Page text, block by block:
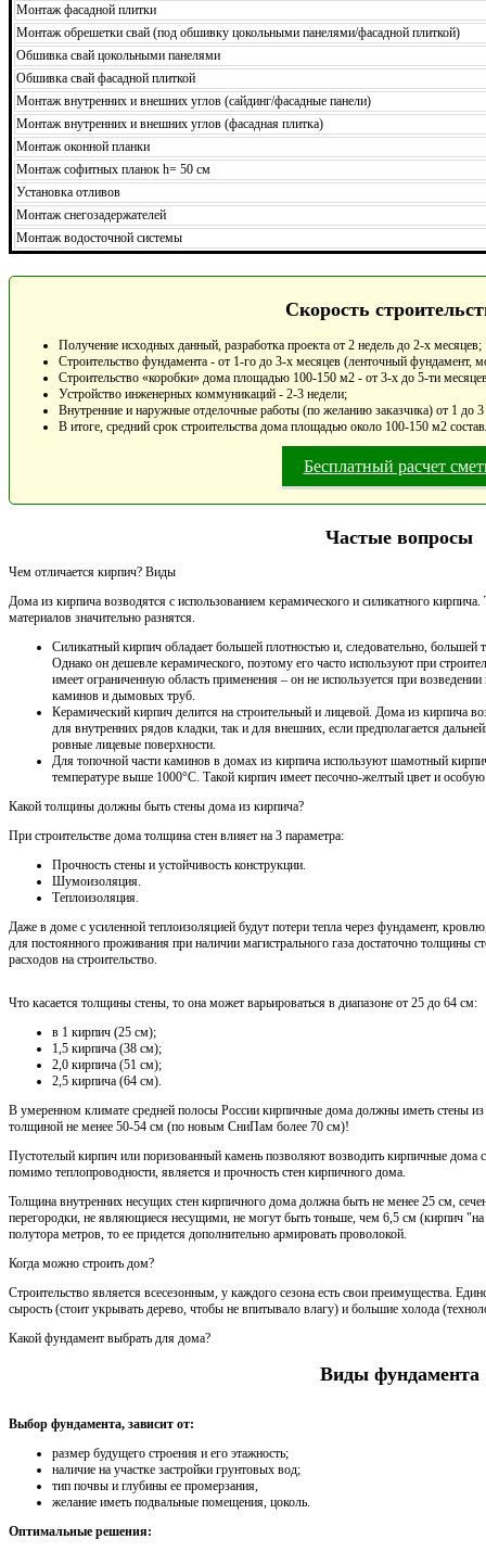
Монтаж фасадной плитки
Монтаж обрешетки свай (под обшивку цокольными панелями/фасадной плиткой)
Обшивка свай цокольными панелями
Обшивка свай фасадной плиткой
Монтаж внутренних и внешних углов (сайдинг/фасадные панели)
Монтаж внутренних и внешних углов (фасадная плитка)
Монтаж оконной планки
Монтаж софитных планок h= 50 см
Установка отливов
Монтаж снегозадержателей
Монтаж водосточной системы
Скорость
Получение исходных данный, разработка проекта от 2 недель до 2-х месяцев;
Строительство фундамента - от 1-го до 3-х месяцев (ленточный фундамент,
Строительство «коробки» дома площадью 100-150 м2 - от 3-х до 5-ти
Устройство инженерных коммуникаций - 2-3 недели;
Внутренние и наружные отделочные работы (по желанию заказчика) от 1 до
В итоге, средний срок строительства дома площадью около 100-150 м2
Бесплатный расчет
Частые вопросы
Чем отличается кирпич? Виды
Дома из кирпича возводятся с использованием керамического и силикатного
материалов значительно разнятся.
Силикатный кирпич обладает большей плотностью и, следовательно,
Однако он дешевле керамического, поэтому его часто используют при
имеет ограниченную область применения – он не используется при
каминов и дымовых труб.
Керамический кирпич делится на строительный и лицевой. Дома из кирпича
для внутренних рядов кладки, так и для внешних, если предполагается
ровные лицевые поверхности.
Для топочной части каминов в домах из кирпича используют шамотный
температуре выше 1000°С. Такой кирпич имеет песочно-желтый цвет и особую
Какой толщины должны быть стены дома из кирпича?
При строительстве дома толщина стен влияет на 3 параметра:
Прочность стены и устойчивость конструкции.
Шумоизоляция.
Теплоизоляция.
Даже в доме с усиленной теплоизоляцией будут потери тепла через фундамент,
для постоянного проживания при наличии магистрального газа достаточно толщины
расходов на строительство.
Что касается толщины стены, то она может варьироваться в диапазоне от 25 до 64 см:
в 1 кирпич (25 см);
1,5 кирпича (38 см);
2,0 кирпича (51 см);
2,5 кирпича (64 см).
В умеренном климате средней полосы России кирпичные дома должны иметь стены из
толщиной не менее 50-54 см (по новым СниПам более 70 см)!
Пустотелый кирпич или поризованный камень позволяют возводить кирпичные
помимо теплопроводности, является и прочность стен кирпичного дома.
Толщина внутренних несущих стен кирпичного дома должна быть не менее 25 см,
перегородки, не являющиеся несущими, не могут быть тоньше, чем 6,5 см (кирпич "на
полутора метров, то ее придется дополнительно армировать проволокой.
Когда можно строить дом?
Строительство является всесезонным, у каждого сезона есть свои преимущества.
сырость (стоит укрывать дерево, чтобы не впитывало влагу) и большие холода
Какой фундамент выбрать для дома?
Виды фундамента
Выбор фундамента, зависит от:
размер будущего строения и его этажность;
наличие на участке застройки грунтовых вод;
тип почвы и глубины ее промерзания,
желание иметь подвальные помещения, цоколь.
Оптимальные решения: